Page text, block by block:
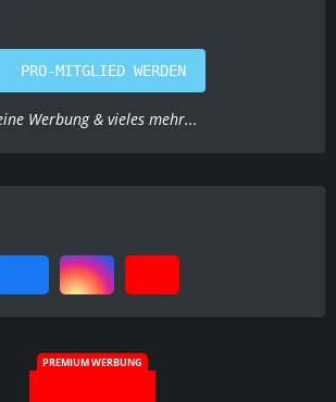
PRO-MITGLIED WERDEN
Werbung & vieles mehr...
PREMIUM WERBUNG